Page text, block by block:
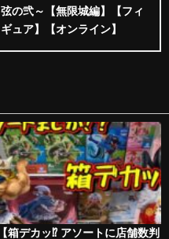
弦の弐～【無限城編】【フィ
ギュア】【オンライン】
【箱デカッ⁉︎ アソートに店舗数判